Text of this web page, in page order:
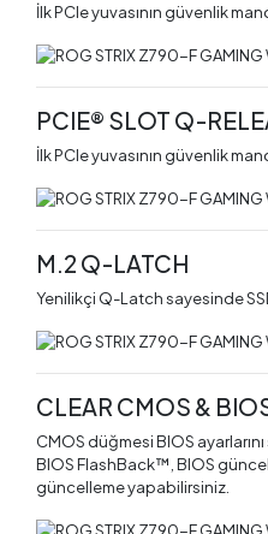
İlk PCIe yuvasının güvenlik
PCIE® SLOT Q-
İlk PCIe yuvasının güvenlik
M.2 Q-LATCH
Yenilikçi Q-Latch sayesinde
CLEAR CMOS &
CMOS düğmesi BIOS
BIOS FlashBack™, BIOS
güncelleme yapabilirsiniz.